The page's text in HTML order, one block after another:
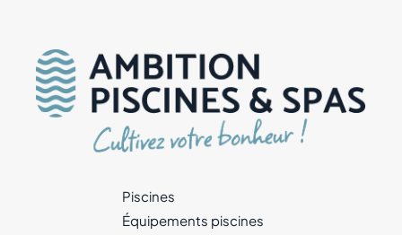
Piscines
Équipements piscines